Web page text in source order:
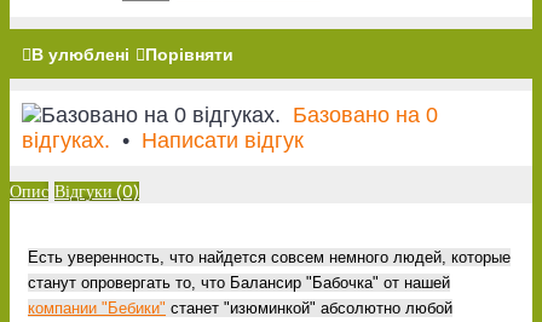
В улюблені Порівняти
Базовано на 0
відгуках. • Написати відгук
Опис Відгуки (0)
Есть уверенность, что найдется совсем немного людей, которые
станут опровергать то, что Балансир "Бабочка" от нашей
компании "Бебики" станет "изюминкой" абсолютно любой